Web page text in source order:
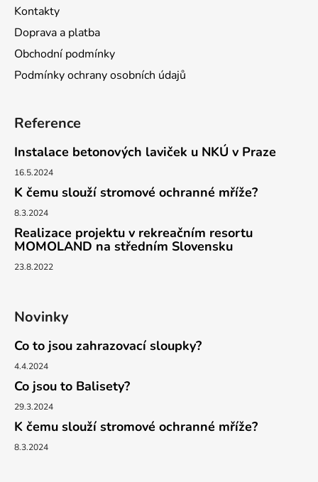
Kontakty
Doprava a platba
Obchodní podmínky
Podmínky ochrany osobních údajů
Reference
Instalace betonových laviček u NKÚ v Praze
16.5.2024
K čemu slouží stromové ochranné mříže?
8.3.2024
Realizace projektu v rekreačním resortu
MOMOLAND na středním Slovensku
23.8.2022
Novinky
Co to jsou zahrazovací sloupky?
4.4.2024
Co jsou to Balisety?
29.3.2024
K čemu slouží stromové ochranné mříže?
8.3.2024